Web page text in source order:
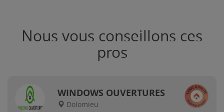
Nous vous conseillons ces
pros
WINDOWS OUVERTURES
Dolomieu